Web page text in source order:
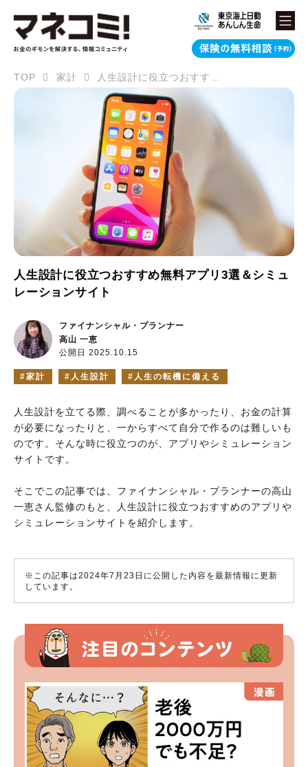
TOP 家計 人生設計に役立つおすすめ無料アプリ3選＆シミュレーションサイト
人生設計に役立つおすすめ無料アプリ3選＆シミュ
レーションサイト
公開日 2025.10.15
ファイナンシャル・プランナー
高山 一恵
家計 人生設計 人生の転機に備える
人生設計を立てる際、調べることが多かったり、お金の計算
が必要になったりと、一からすべて自分で作るのは難しいも
のです。そんな時に役立つのが、アプリやシミュレーション
サイトです。
そこでこの記事では、ファイナンシャル・プランナーの高山
一恵さん監修のもと、人生設計に役立つおすすめのアプリや
シミュレーションサイトを紹介します。
※この記事は2024年7月23日に公開した内容を最新情報に更新
しています。